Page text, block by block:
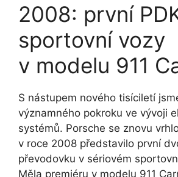
2008: první
sportovní vozy
v modelu 911
S nástupem nového tisíciletí
významného pokroku ve vývoji
systémů. Porsche se znovu
v roce 2008 představilo první
převodovku v sériovém
Měla premiéru v modelu 911